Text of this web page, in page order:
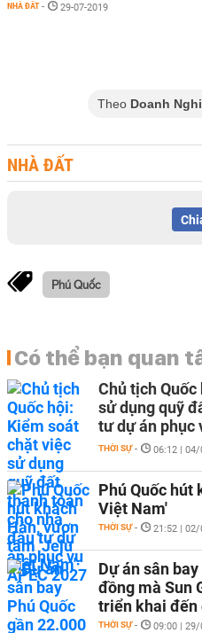
NHÀ ĐẤT - 29-07-2019
Theo Doanh
NHÀ ĐẤT
Phú Quốc
Có thể bạn quan
Chủ tịch
sử dụng quỹ
tư dự án phục
THỜI SỰ - 06:12 |
Phú Quốc hút
Việt Nam'
THỜI SỰ - 21:52 |
Dự án sân
đồng mà Sun
triển khai đến
THỜI SỰ - 09:00 |